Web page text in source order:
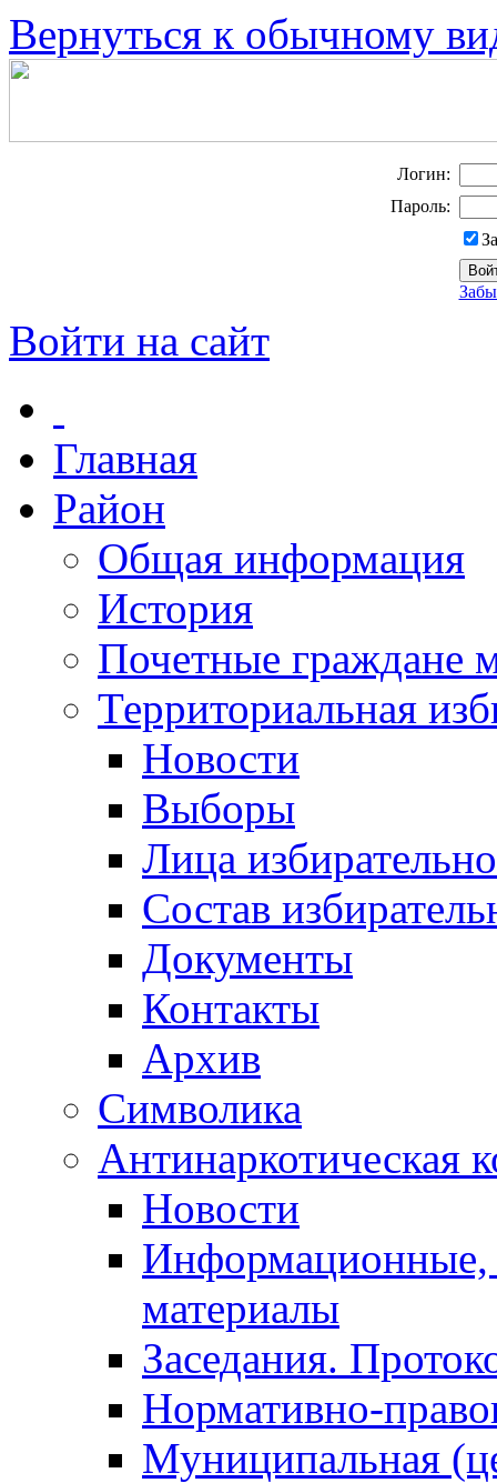
Вернуться к обычному
Логин:
Пароль:
Войти на сайт
Главная
Район
Общая информация
История
Почетные граждане
Территориальная
Новости
Выборы
Лица
Состав
Документы
Контакты
Архив
Символика
Антинаркотическая
Новости
Информационные,
материалы
Заседания.
Нормативно-
Муниципальная